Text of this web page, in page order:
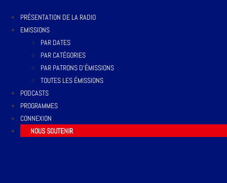
PRÉSENTATION DE LA RADIO
EMISSIONS
PAR DATES
PAR CATÉGORIES
PAR PATRONS D’ÉMISSIONS
TOUTES LES ÉMISSIONS
PODCASTS
PROGRAMMES
CONNEXION
NOUS SOUTENIR